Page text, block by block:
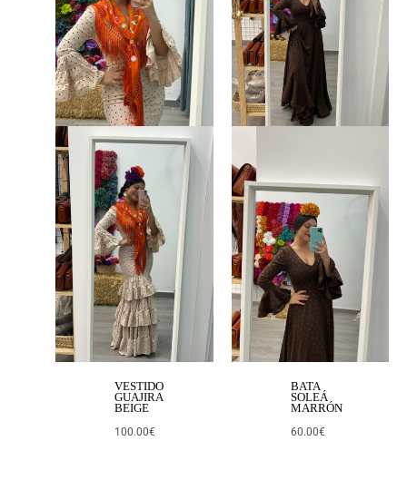
VESTIDO
GUAJIRA
BEIGE
100.00€
BATA
SOLEÁ
MARRÓN
60.00€